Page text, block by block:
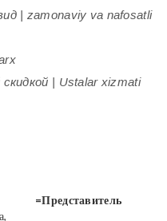
| zamonaviy va nafosatli
| Ustalar xizmati
=Представитель